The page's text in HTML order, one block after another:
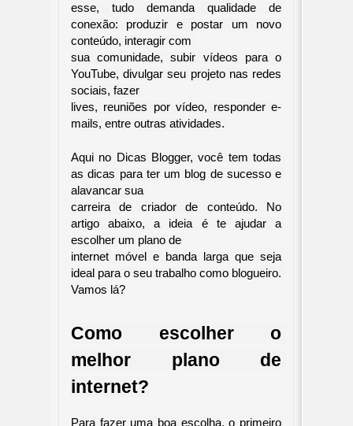
esse, tudo demanda qualidade de
conexão: produzir e postar um novo
conteúdo, interagir com
sua comunidade, subir vídeos para o
YouTube, divulgar seu projeto nas redes
sociais, fazer
lives, reuniões por vídeo, responder e-
mails, entre outras atividades.
Aqui no Dicas Blogger, você tem todas
as dicas para ter um blog de sucesso e
alavancar sua
carreira de criador de conteúdo. No
artigo abaixo, a ideia é te ajudar a
escolher um plano de
internet móvel e banda larga que seja
ideal para o seu trabalho como blogueiro.
Vamos lá?
Como escolher o
melhor plano de
internet?
Para fazer uma boa escolha, o primeiro